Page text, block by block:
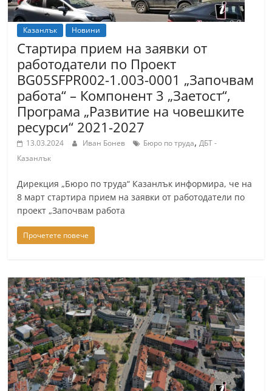
a
n
l
a
k
b
g
.
f
o
,
g
l
l
e
r
y
-
k
Казанлък Новини
Стартира прием на заявки от
работодатели по Проект
BG05SFPR002-1.003-0001 „Започвам
работа“ – Компонент 3 „Заетост“,
Програма „Развитие на човешките
ресурси“ 2021-2027
13.03.2024 Иван Бонев Бюро по труда,ДБТ -
Казанлък
Дирекция „Бюро по труда“ Казанлък информира, че на
8 март стартира прием на заявки от работодатели по
проект „Започвам работа
Прочетете повече